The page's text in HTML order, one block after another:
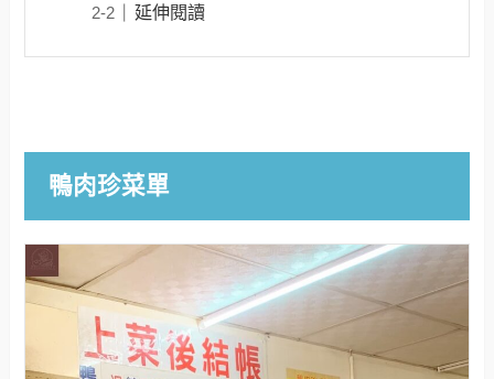
延伸閱讀
鴨肉珍菜單